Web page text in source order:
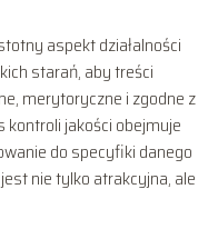
aspekt działalności
starań, aby treści
merytoryczne i zgodne z
jakości obejmuje
do specyfiki danego
nie tylko atrakcyjna, ale